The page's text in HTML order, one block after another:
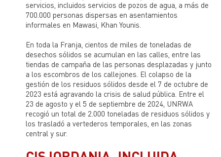
servicios, incluidos servicios de pozos de agua, a más de
700.000 personas dispersas en asentamientos
informales en Mawasi, Khan Younis.
En toda la Franja, cientos de miles de toneladas de
desechos sólidos se acumulan en las calles, entre las
tiendas de campaña de las personas desplazadas y junto
a los escombros de los callejones. El colapso de la
gestión de los residuos sólidos desde el 7 de octubre de
2023 está agravando la crisis de salud pública. Entre el
23 de agosto y el 5 de septiembre de 2024, UNRWA
recogió un total de 2.000 toneladas de residuos sólidos y
los trasladó a vertederos temporales, en las zonas
central y sur.